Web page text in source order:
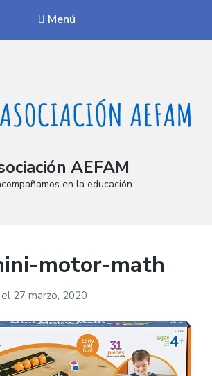
Menú
AEFAM
en la educación
motor-math
el 27 marzo, 2020